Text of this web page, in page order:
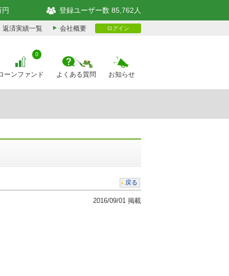
円 登録ユーザー数 85,762人
返済実績一覧 会社概要 ログイン
ーンファンド
0
よくある質問 お知らせ
戻る
2016/09/01 掲載